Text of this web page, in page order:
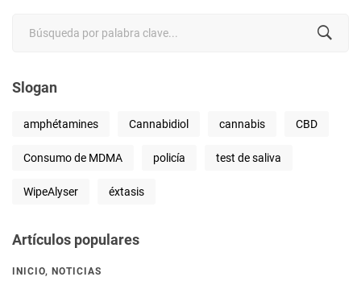
Slogan
amphétamines Cannabidiol cannabis CBD
Consumo de MDMA policía test de saliva
WipeAlyser éxtasis
Artículos populares
INICIO, NOTICIAS